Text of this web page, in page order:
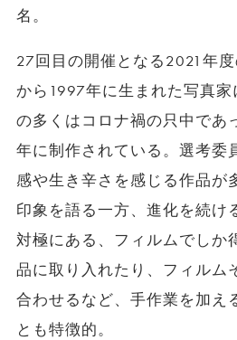
名。
27回目の開催となる2021年
から1997年に生まれた写真
の多くはコロナ禍の只中であ
年に制作されている。選考委
感や生き辛さを感じる作品が
印象を語る一方、進化を続け
対極にある、フィルムでしか
品に取り入れたり、フィルム
合わせるなど、手作業を加え
とも特徴的。